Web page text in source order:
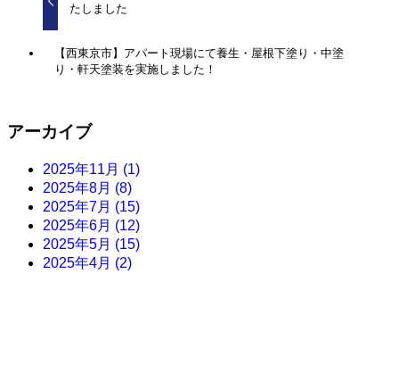
たしました
【西東京市】アパート現場にて養生・屋根下塗り・中塗
り・軒天塗装を実施しました！
アーカイブ
2025年11月 (1)
2025年8月 (8)
2025年7月 (15)
2025年6月 (12)
2025年5月 (15)
2025年4月 (2)